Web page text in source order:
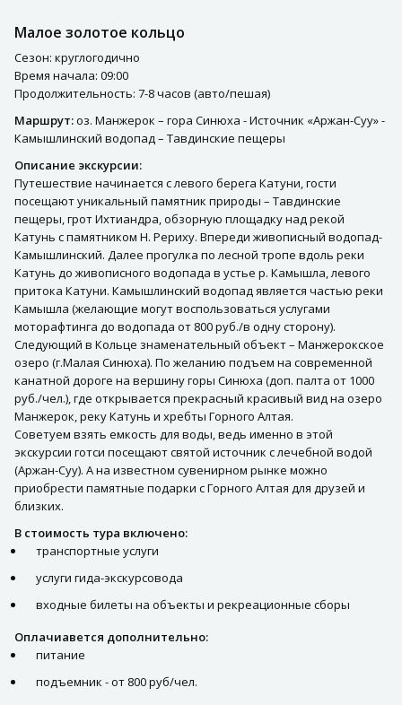
Малое золотое кольцо
Сезон: круглогодично
Время начала: 09:00
Продолжительность: 7-8 часов (авто/пешая)
Маршрут:оз. Манжерок – гора Синюха - Источник «Аржан-Суу» -
Камышлинский водопад – Тавдинские пещеры
Описание экскурсии:
Путешествие начинается с левого берега Катуни, гости
посещают уникальный памятник природы – Тавдинские
пещеры, грот Ихтиандра, обзорную площадку над рекой
Катунь с памятником Н. Рериху. Впереди живописный водопад-
Камышлинский. Далее прогулка по лесной тропе вдоль реки
Катунь до живописного водопада в устье р. Камышла, левого
притока Катуни. Камышлинский водопад является частью реки
Камышла (желающие могут воспользоваться услугами
моторафтинга до водопада от 800 руб./в одну сторону).
Следующий в Кольце знаменательный объект – Манжерокское
озеро (г.Малая Синюха). По желанию подъем на современной
канатной дороге на вершину горы Синюха (доп. палта от 1000
руб./чел.), где открывается прекрасный красивый вид на озеро
Манжерок, реку Катунь и хребты Горного Алтая.
Советуем взять емкость для воды, ведь именно в этой
экскурсии готси посещают святой источник с лечебной водой
(Аржан-Суу). А на известном сувенирном рынке можно
приобрести памятные подарки с Горного Алтая для друзей и
близких.
В стоимость тура включено:
транспортные услуги
услуги гида-экскурсовода
входные билеты на объекты и рекреационные сборы
Оплачиавется дополнительно:
питание
подъемник - от 800 руб/чел.